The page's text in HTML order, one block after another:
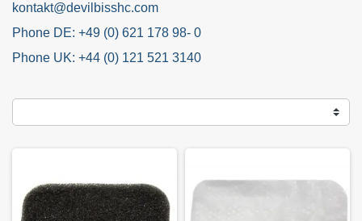
kontakt@devilbisshc.com
Phone DE: +49 (0) 621 178 98- 0
Phone UK: +44 (0) 121 521 3140